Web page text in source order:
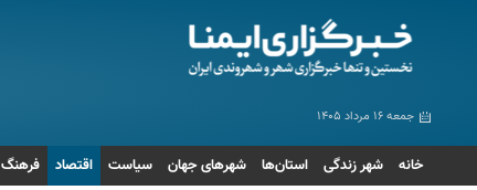
جمعه ۱۶ مرداد ۱۴۰۵
خانه شهر زندگی استان‌ها شهرهای جهان سیاست اقتصاد فرهنگ